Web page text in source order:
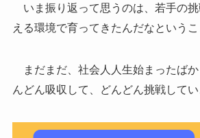
いま振り返って思うのは、若手の
える環境で育ってきたんだなというこ
まだまだ、社会人人生始まったば
んどん吸収して、どんどん挑戦してい